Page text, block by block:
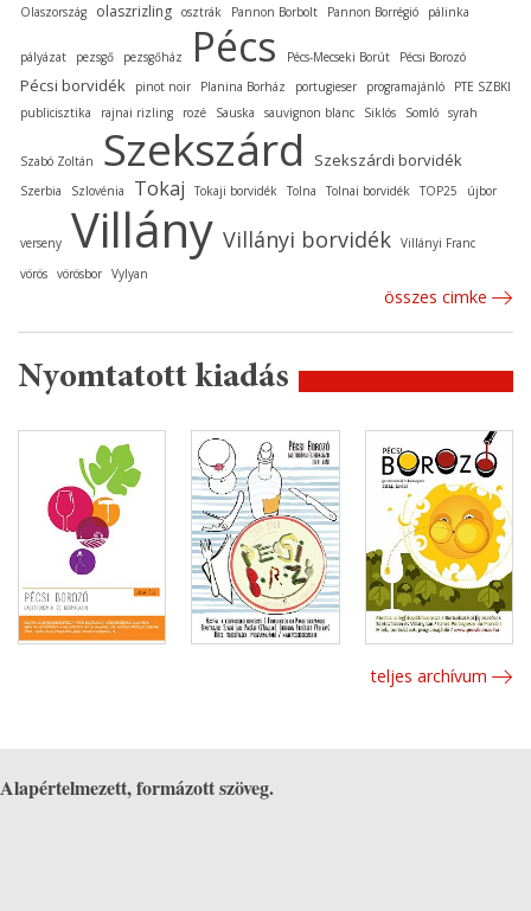
Olaszország
olaszrizling osztrák Pannon Borbolt Pannon Borrégió pálinka
pályázat pezsgő pezsgőház Pécs Pécs-Mecseki Borút Pécsi Borozó
Pécsi borvidék pinot noir Planina Borház portugieser programajánló
PTE SZBKI
publicisztika
rajnai rizling rozé Sauska sauvignon blanc Siklós Somló syrah
Szabó Zoltán Szekszárd Szekszárdi borvidék
Szerbia Szlovénia Tokaj Tokaji borvidék Tolna Tolnai borvidék TOP25 újbor
verseny Villány Villányi borvidék Villányi Franc
vörös vörösbor Vylyan
összes cimke
Nyomtatott kiadás
teljes archívum
Alapértelmezett, formázott szöveg.